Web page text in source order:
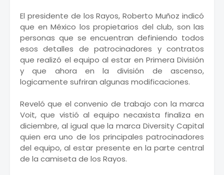
El presidente de los Rayos, Roberto Muñoz indicó
que en México los propietarios del club, son las
personas que se encuentran definiendo todos
esos detalles de patrocinadores y contratos
que realizó el equipo al estar en Primera División
y que ahora en la división de ascenso,
logicamente sufriran algunas modificaciones.
Reveló que el convenio de trabajo con la marca
Voit, que vistió al equipo necaxista finaliza en
diciembre, al igual que la marca Diversity Capital
quien era uno de los principales patrocinadores
del equipo, al estar presente en la parte central
de la camiseta de los Rayos.